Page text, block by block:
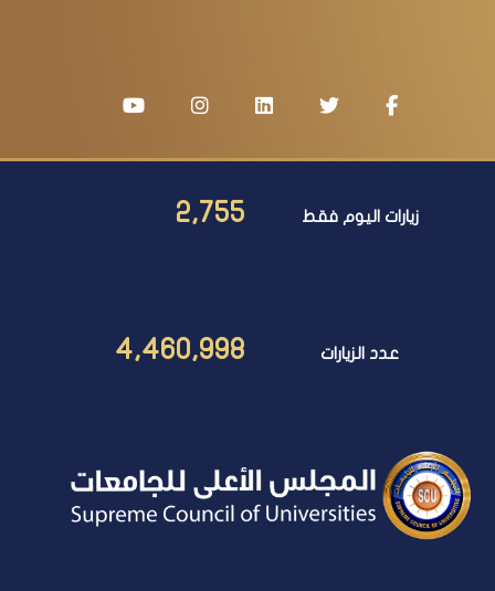
زيارات اليوم فقط 2,755
عدد الزيارات 4,460,998